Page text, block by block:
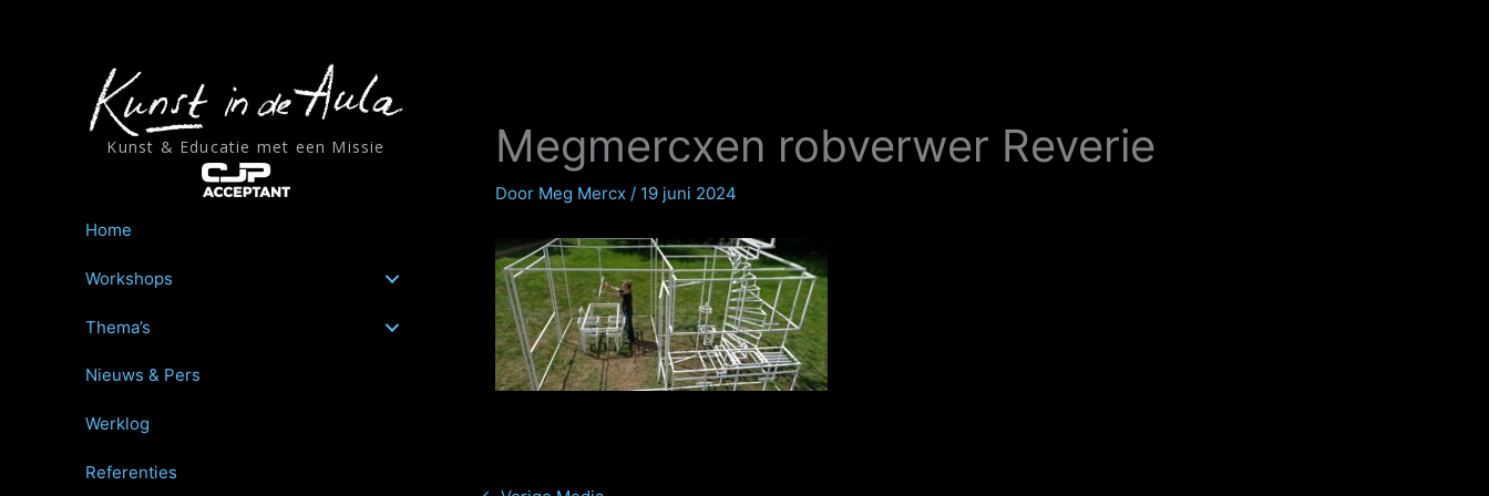
Kunst & Educatie met een Missie
Home
Workshops
Thema’s
Nieuws & Pers
Werklog
Referenties
Megmercxen robverwer Reverie
Door Meg Mercx / 19 juni 2024